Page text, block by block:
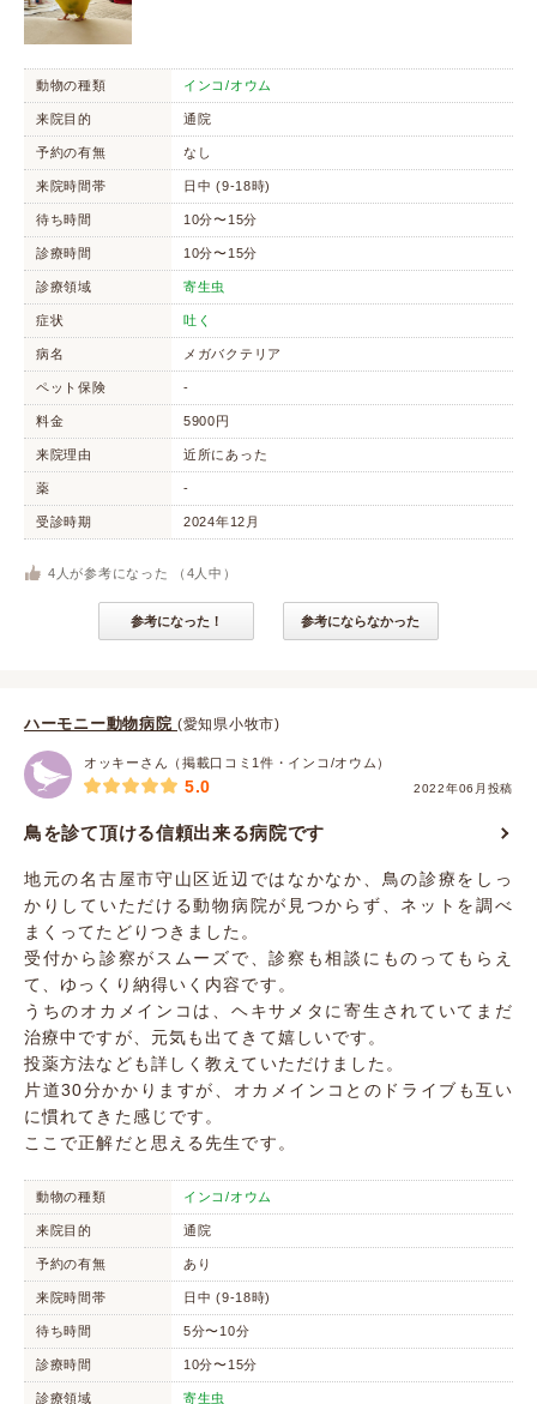
動物の種類 インコ/オウム
来院目的 通院
予約の有無 なし
来院時間帯 日中 (9-18時)
待ち時間 10分〜15分
診療時間 10分〜15分
診療領域 寄生虫
症状 吐く
病名 メガバクテリア
ペット保険 -
料金 5900円
来院理由 近所にあった
薬 -
受診時期 2024年12月
4 人が参考になった （ 4 人中）
参考になった！ 参考にならなかった
ハーモニー動物病院 (愛知県小牧市)
オッキーさん（掲載口コミ1件・インコ/オウム）
2022年06月投稿
5.0
鳥を診て頂ける信頼出来る病院です
地元の名古屋市守山区近辺ではなかなか、鳥の診療をしっ
かりしていただける動物病院が見つからず、ネットを調べ
まくってたどりつきました。
受付から診察がスムーズで、診察も相談にものってもらえ
て、ゆっくり納得いく内容です。
うちのオカメインコは、ヘキサメタに寄生されていてまだ
治療中ですが、元気も出てきて嬉しいです。
投薬方法なども詳しく教えていただけました。
片道30分かかりますが、オカメインコとのドライブも互い
に慣れてきた感じです。
ここで正解だと思える先生です。
動物の種類 インコ/オウム
来院目的 通院
予約の有無 あり
来院時間帯 日中 (9-18時)
待ち時間 5分〜10分
診療時間 10分〜15分
診療領域 寄生虫